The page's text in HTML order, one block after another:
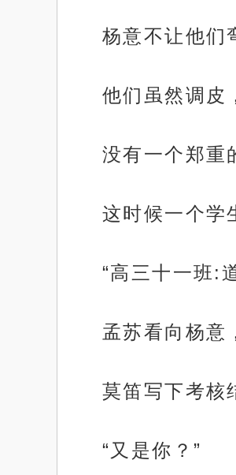
杨意不让他们
他们虽然调皮
没有一个郑重
这时候一个学
“高三十一班:
孟苏看向杨意
莫笛写下考核
“又是你？”